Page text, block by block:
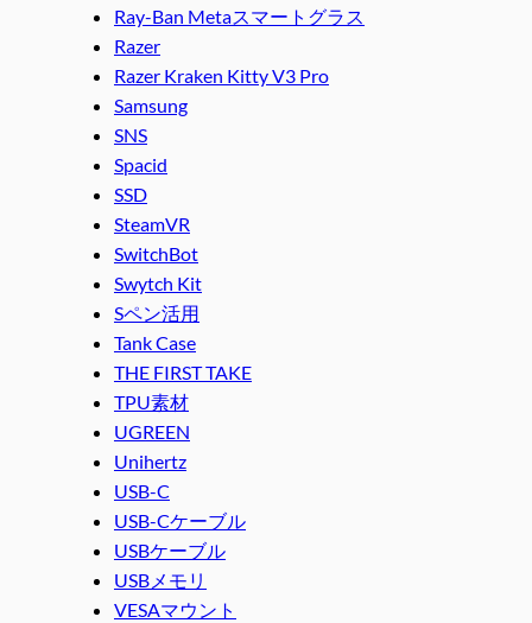
Ray-Ban Metaスマートグラス
Razer
Razer Kraken Kitty V3 Pro
Samsung
SNS
Spacid
SSD
SteamVR
SwitchBot
Swytch Kit
Sペン活用
Tank Case
THE FIRST TAKE
TPU素材
UGREEN
Unihertz
USB-C
USB-Cケーブル
USBケーブル
USBメモリ
VESAマウント